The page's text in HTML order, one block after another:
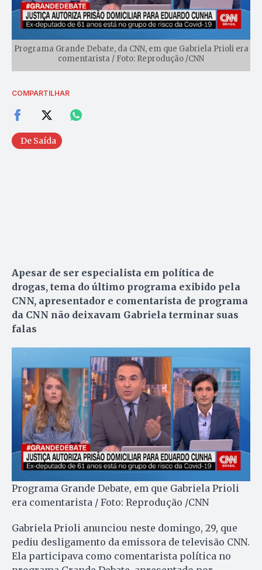
Programa Grande Debate, da CNN, em que Gabriela Prioli era
comentarista / Foto: Reprodução /CNN
COMPARTILHAR
De Saída
Apesar de ser especialista em política de
drogas, tema do último programa exibido pela
CNN, apresentador e comentarista de programa
da CNN não deixavam Gabriela terminar suas
falas
Programa Grande Debate, em que Gabriela Prioli
era comentarista / Foto: Reprodução /CNN
Gabriela Prioli anunciou neste domingo, 29, que
pediu desligamento da emissora de televisão CNN.
Ela participava como comentarista política no